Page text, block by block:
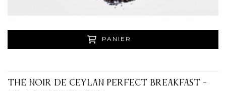
PANIER
THÉ NOIR DE CEYLAN PERFECT BREAKFAST -